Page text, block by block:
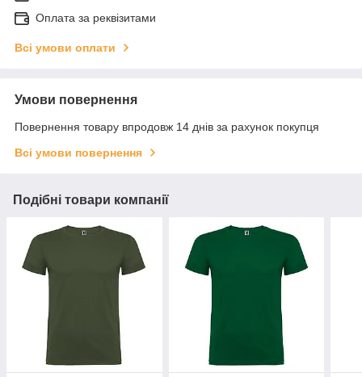
Оплата за реквізитами
Всі умови оплати
Умови повернення
Повернення товару впродовж 14 днів за рахунок покупця
Всі умови повернення
Подібні товари компанії